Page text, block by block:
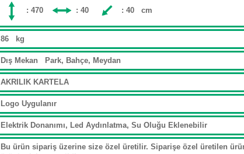
: 470 : 40 : 40 cm
86 kg
Dış Mekan Park, Bahçe, Meydan
AKRILIK KARTELA
Logo Uygulanır
Elektrik Donanımı, Led Aydınlatma, Su Oluğu Eklenebilir
Bu ürün sipariş üzerine size özel üretilir. Siparişe özel üretilen